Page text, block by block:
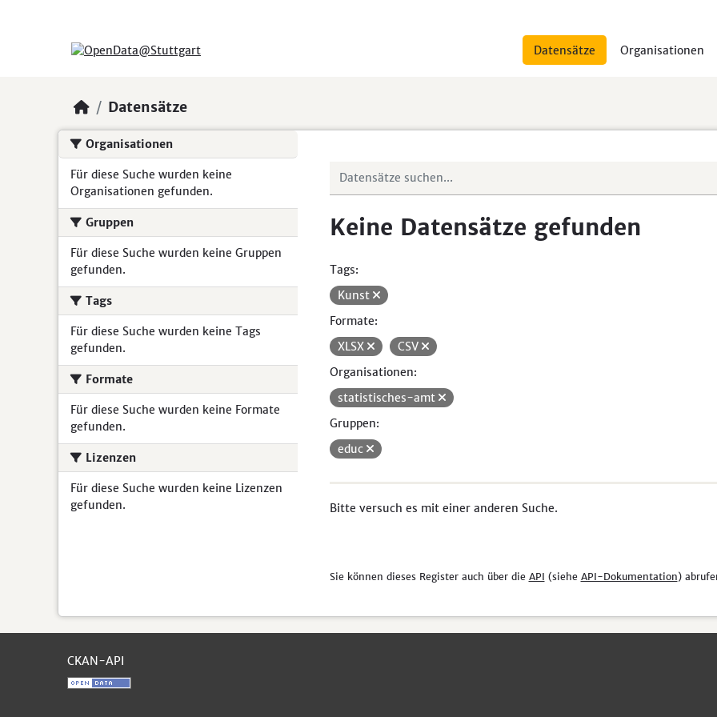
Datensätze Organisationen
Datensätze
Organisationen
Für diese Suche wurden keine
Organisationen gefunden.
Gruppen
Für diese Suche wurden keine Gruppen
gefunden.
Tags
Für diese Suche wurden keine Tags
gefunden.
Formate
Für diese Suche wurden keine Formate
gefunden.
Lizenzen
Für diese Suche wurden keine Lizenzen
gefunden.
Keine Datensätze gefunden
Tags:
Kunst
Formate:
XLSX
CSV
Organisationen:
statistisches-amt
Gruppen:
educ
Bitte versuch es mit einer anderen Suche.
Sie können dieses Register auch über die API (siehe API-Dokumentation)
CKAN-API